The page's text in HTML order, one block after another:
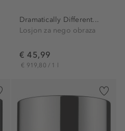
Dramatically Different...
Losjon za nego obraza
€ 45,99
€ 919,80 / 1 l